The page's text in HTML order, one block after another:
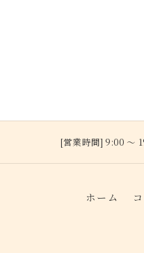
[営業時間] 9:00 ～
ホーム